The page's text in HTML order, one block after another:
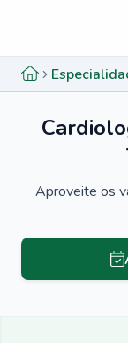
Aproveite os